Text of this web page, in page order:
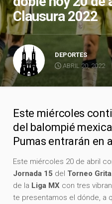
Clausura 2022
DEPORTES
ABRIL 20, 2022
Este miércoles
del balompié
Pumas entrarán en
Este miércoles 20 de abril
Jornada 15 del Torneo
de la Liga MX con tres
te presentamos el dónde, a